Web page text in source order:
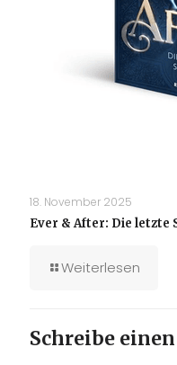
18. November 2025
Ever & After: Die letzte
Weiterlesen
Schreibe